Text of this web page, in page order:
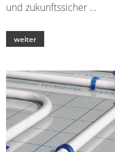
und zukunftssicher …
weiter